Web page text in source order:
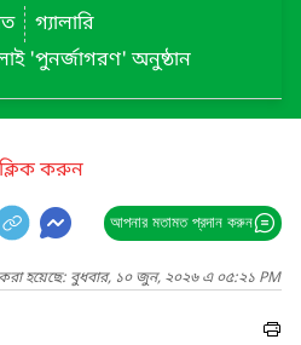
গ্যালারি
'পুনর্জাগরণ' অনুষ্ঠান
করুন
আপনার মতামত প্রদান করুন
করা হয়েছে: বুধবার, ১০ জুন, ২০২৬ এ ০৫:২১ PM